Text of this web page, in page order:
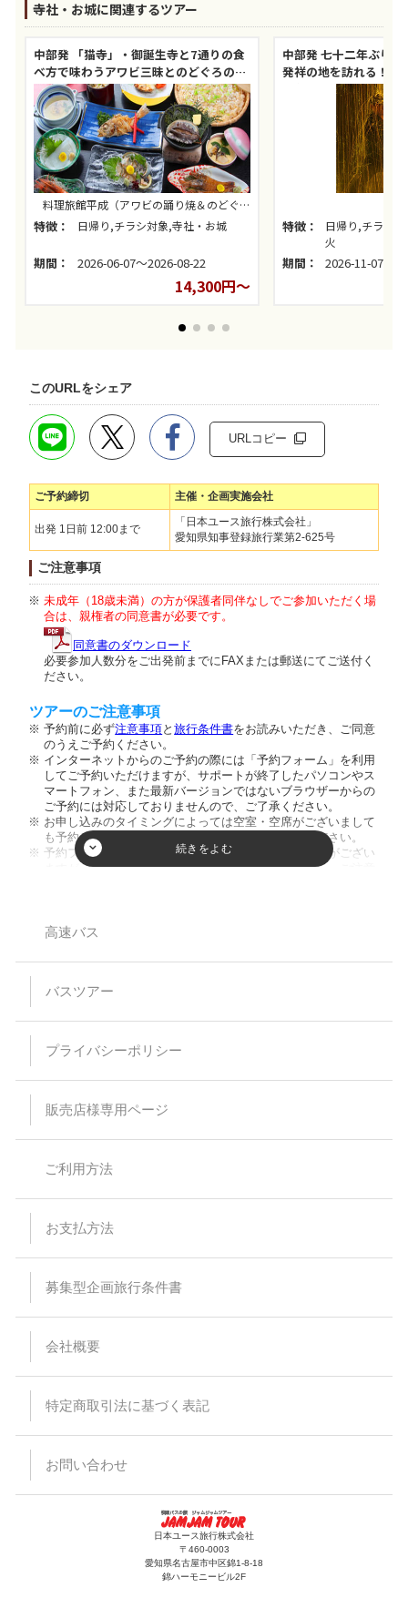
寺社・お城に関連するツアー
中部発 「猫寺」・御誕生寺と7通りの食
べ方で味わうアワビ三昧とのどぐろの昼
食！
料理旅館平成（アワビの踊り焼＆のどぐろ
の昼食）
特徴： 日帰り,チラシ対象,寺社・お城
期間： 2026-06-07～2026-08-22
14,300円～
中部発 七十二年ぶり
発祥の地を訪れる！豊
別参拝と豊橋三河手筒
特徴：
日帰り,チラシ
火
期間： 2026-11-07～
このURLをシェア
URLコピー
ご予約締切 主催・企画実施会社
出発 1日前 12:00まで
「日本ユース旅行株式会社」
愛知県知事登録旅行業第2-625号
ご注意事項
未成年（18歳未満）の方が保護者同伴なしでご参加いただく場
合は、親権者の同意書が必要です。
同意書のダウンロード
必要参加人数分をご出発前までにFAXまたは郵送にてご送付く
ださい。
ツアーのご注意事項
予約前に必ず注意事項と旅行条件書をお読みいただき、ご同意
のうえご予約ください。
インターネットからのご予約の際には「予約フォーム」を利用
してご予約いただけますが、サポートが終了したパソコンやス
マートフォン、また最新バージョンではないブラウザーからの
ご予約には対応しておりませんので、ご了承ください。
お申し込みのタイミングによっては空室・空席がございまして
も予約が成立しない場合がございますのでご了承ください。
予約フォーム内の人数欄に幼児のお客様の人数入力枠がござい
ますが、ご入力頂きましてもご人数に反映致しません。ご注意
す。
【バスプランについて】
います。当日、集合場所にお越しなられても、お断りさせてい
乗車・下車場所は事前予約が必要です。（予約のない乗下車地
乳児（0～1歳）の方はバス乗車中のシートベルト着用が困難な
予約時の集客状況によりご希望の乗下車地をお取りすることが
特に記載のない限り、バス車内にトイレはついておりません。
バスの乗車運賃は予告なく変更になる場合があります。予約受
付後または旅行代金をお支払い頂いた後に運賃が変更された場
ちすることは出来ません。停留所または集合場所に時間までに
お見えにならない場合でもバス乗務員及び受付係員からのご連
場所にて停留所の案内を致します。尚、受付を済ませた後でも
来ません。
ので、予めご了承ください。
より予定通り運行できない場合がございます。また、その為に
れませんので予めご了承ください。
バスのトランクに預けれる荷物は三辺（タテ・ヨコ・高さ）の
りたたみ自転車などの大きな荷物、ペット等はお断りしていま
手荷物、貴重品は十分注意ください。万一紛失、盗難等がござ
いましても当社では責任を負いかねますのでご了承ください。
車内にてハンバーガーなど匂いが強い食べ物の持込及び飲食は
バス車内は全席禁煙となっておりますのでご協力お願いしま
高速バス
バスツアー
プライバシーポリシー
販売店様専用ページ
ご利用方法
お支払方法
募集型企画旅行条件書
会社概要
特定商取引法に基づく表記
お問い合わせ
日本ユース旅行株式会社
〒460-0003
愛知県名古屋市中区錦1-8-18
錦ハーモニービル2F